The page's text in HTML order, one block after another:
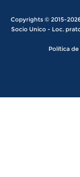
Copyrights © 2015-
Socio Unico - Loc.
Política